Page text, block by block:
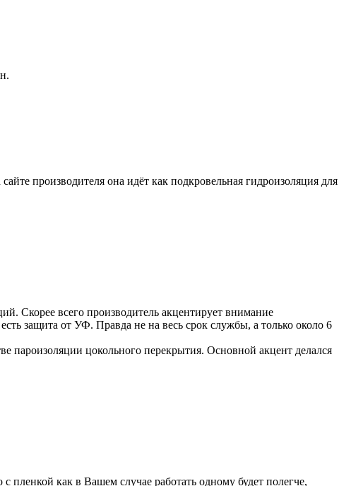
производителя она идёт как подкровельная гидроизоляция для
Скорее всего производитель акцентирует внимание
защита от УФ. Правда не на весь срок службы, а только около 6
пароизоляции цокольного перекрытия. Основной акцент делался
как в Вашем случае работать одному будет полегче,